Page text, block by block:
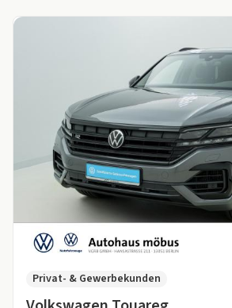
Privat- & Gewerbekunden